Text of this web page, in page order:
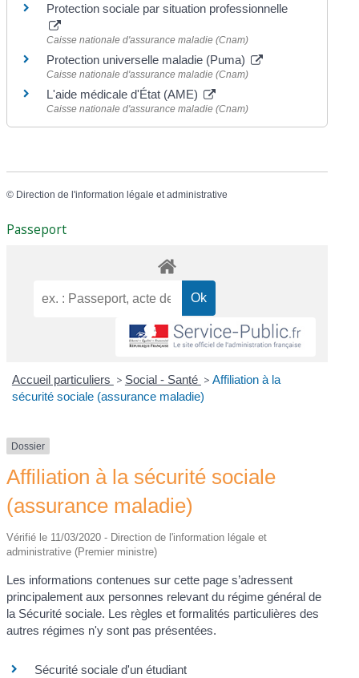
Protection sociale par situation professionnelle
Caisse nationale d'assurance maladie (Cnam)
Protection universelle maladie (Puma)
Caisse nationale d'assurance maladie (Cnam)
L'aide médicale d'État (AME)
Caisse nationale d'assurance maladie (Cnam)
© Direction de l'information légale et administrative
Passeport
Accueil particuliers > Social - Santé > Affiliation à la
sécurité sociale (assurance maladie)
Dossier
Affiliation à la sécurité sociale
(assurance maladie)
Vérifié le 11/03/2020 - Direction de l'information légale et
administrative (Premier ministre)
Les informations contenues sur cette page s’adressent
principalement aux personnes relevant du régime général de
la Sécurité sociale. Les règles et formalités particulières des
autres régimes n'y sont pas présentées.
Sécurité sociale d'un étudiant